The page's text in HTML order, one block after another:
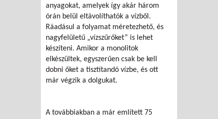
anyagokat, amelyek így akár három
órán belül eltávolíthatók a vízből.
Ráadásul a folyamat méretezhető, és
nagyfelületű „vízszűrőket” is lehet
készíteni. Amikor a monolitok
elkészültek, egyszerűen csak be kell
dobni őket a tisztítandó vízbe, és ott
már végzik a dolgukat.
A továbbiakban a már említett 75